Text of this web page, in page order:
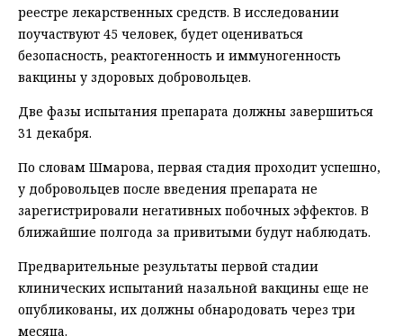
реестре лекарственных средств. В исследовании
поучаствуют 45 человек, будет оцениваться
безопасность, реактогенность и иммуногенность
вакцины у здоровых добровольцев.
Две фазы испытания препарата должны завершиться
31 декабря.
По словам Шмарова, первая стадия проходит успешно,
у добровольцев после введения препарата не
зарегистрировали негативных побочных эффектов. В
ближайшие полгода за привитыми будут наблюдать.
Предварительные результаты первой стадии
клинических испытаний назальной вакцины еще не
опубликованы, их должны обнародовать через три
месяца.